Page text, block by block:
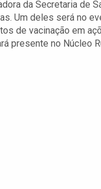
da Secretaria de
Um deles será no
de vacinação em
presente no Núcleo